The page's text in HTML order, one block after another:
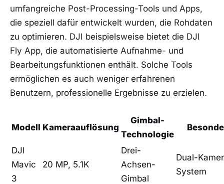
umfangreiche Post-Processing-Tools und Apps,
die⁣ speziell dafür entwickelt wurden, die Rohdaten
zu optimieren. DJI beispielsweise‍ bietet die DJI
Fly App, ⁢die automatisierte Aufnahme-⁤ und
Bearbeitungsfunktionen enthält. Solche​ Tools
ermöglichen es auch ⁤weniger‍ erfahrenen
Benutzern, professionelle Ergebnisse zu ⁣erzielen.
Modell Kameraauflösung
Gimbal-
Technologie
DJI
Mavic
3
20 MP, 5.1K
Drei-
Achsen-
Gimbal
Dual-
System